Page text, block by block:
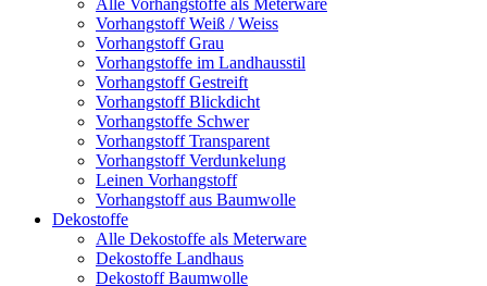
Alle Vorhangstoffe als Meterware
Vorhangstoff Weiß / Weiss
Vorhangstoff Grau
Vorhangstoffe im Landhausstil
Vorhangstoff Gestreift
Vorhangstoff Blickdicht
Vorhangstoffe Schwer
Vorhangstoff Transparent
Vorhangstoff Verdunkelung
Leinen Vorhangstoff
Vorhangstoff aus Baumwolle
Dekostoffe
Alle Dekostoffe als Meterware
Dekostoffe Landhaus
Dekostoff Baumwolle